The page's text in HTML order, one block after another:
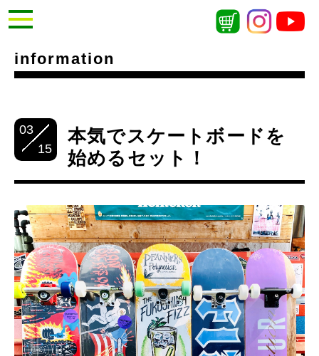
information
03
15
本気でスケートボードを
始めるセット！